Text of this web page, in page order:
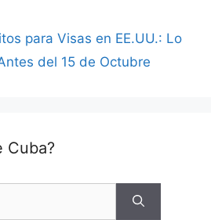
para Visas en EE.UU.: Lo
del 15 de Octubre
Cuba?